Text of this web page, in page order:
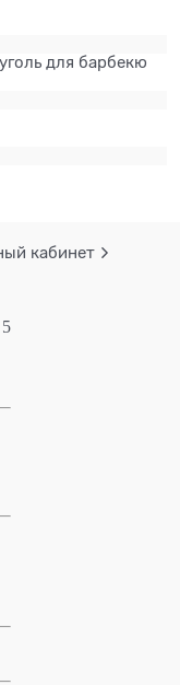
для барбекю
кабинет